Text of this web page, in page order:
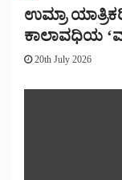
ಉಮ್ರಾ
ಕಾಲಾವಧಿಯ
20th July 2026